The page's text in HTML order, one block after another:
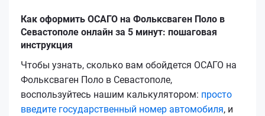
Как оформить ОСАГО на Фольксваген Поло в
Севастополе онлайн за 5 минут: пошаговая
инструкция
Чтобы узнать, сколько вам обойдется ОСАГО на
Фольксваген Поло в Севастополе,
воспользуйтесь нашим калькулятором: просто
введите государственный номер автомобиля, и